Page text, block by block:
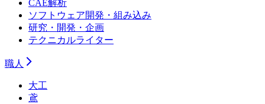
CAE解析
ソフトウェア開発・組み込み
研究・開発・企画
テクニカルライター
職人
大工
鳶